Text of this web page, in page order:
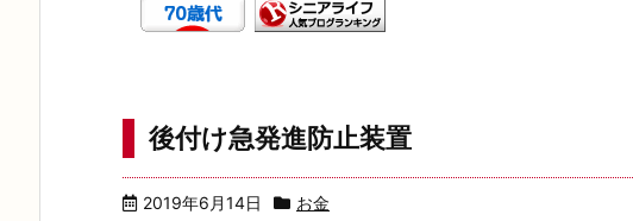
後付け急発進防止装置
2019年6月14日 お金